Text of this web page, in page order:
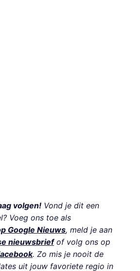
volgen! Vond je dit een
Voeg ons toe als
Google Nieuws, meld je aan
nieuwsbriefof volg ons op
. Zo mis je nooit de
uit jouw favoriete regio in